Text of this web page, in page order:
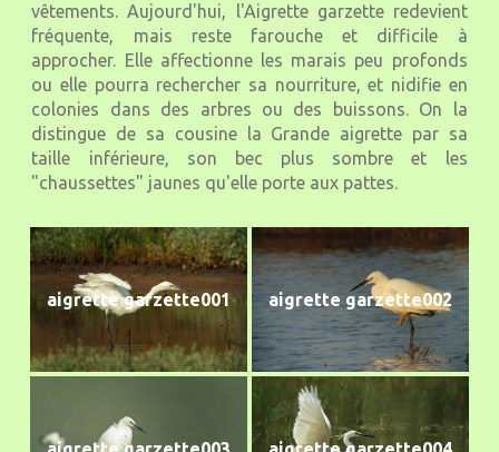
vêtements. Aujourd'hui, l'Aigrette garzette redevient
fréquente, mais reste farouche et difficile à
approcher. Elle affectionne les marais peu profonds
ou elle pourra rechercher sa nourriture, et nidifie en
colonies dans des arbres ou des buissons. On la
distingue de sa cousine la Grande aigrette par sa
taille inférieure, son bec plus sombre et les
"chaussettes" jaunes qu'elle porte aux pattes.
aigrette garzette001 aigrette garzette002